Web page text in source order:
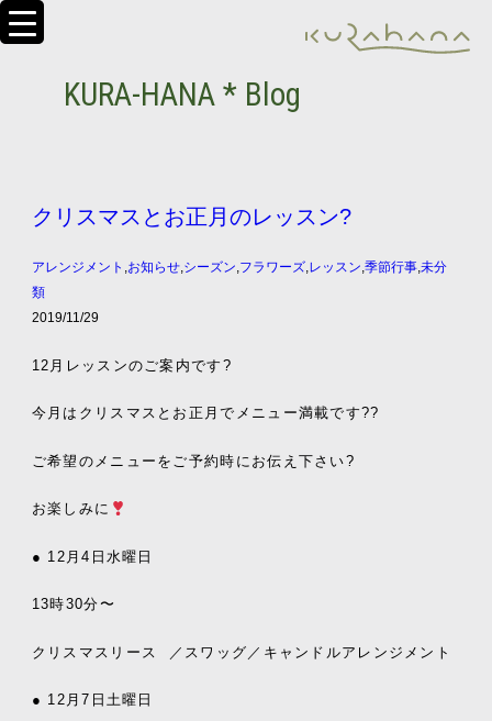
KURA-HANA * Blog
クリスマスとお正月のレッスン?
アレンジメント ,お知らせ,シーズン,フラワーズ,レッスン,季節行事,未分
類
2019/11/29
12 月レッスンのご案内です ?
今月はクリスマスとお正月でメニュー満載です??
ご希望のメニューをご予約時にお伝え下さい?
お楽しみに
● 12 月4 日水曜日
13時30分〜
クリスマスリース ／スワッグ／キャンドルアレンジメント
● 12 月7 日土曜日